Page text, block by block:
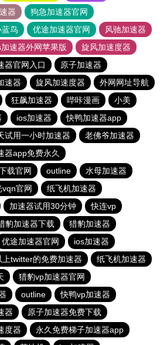
器
狗急加速器官网
蓝鸟 优途加速器官网
风驰加速器
速器外网苹果版
旋风加速度器
器官网入口
原子加速器
速器 旋风加速度器
外网网址导航
狂飙加速器 哔咔漫画
小美
ios加速器
快鸭加速器app
试用一小时加速器
老佛爷加速器
器app免费永久
载官网
outline
水母加速器
vqn官网
纸飞机加速器
加速器试用30分钟
快连vp
豹加速器下载
猎豹加速器
优途加速器官网
ios加速器
上twitter的免费加速器
纸飞机加速器
猎豹vp加速器官网
outline
快鸭vp加速器
器
原子加速器免费下载
度器
永久免费梯子加速器app